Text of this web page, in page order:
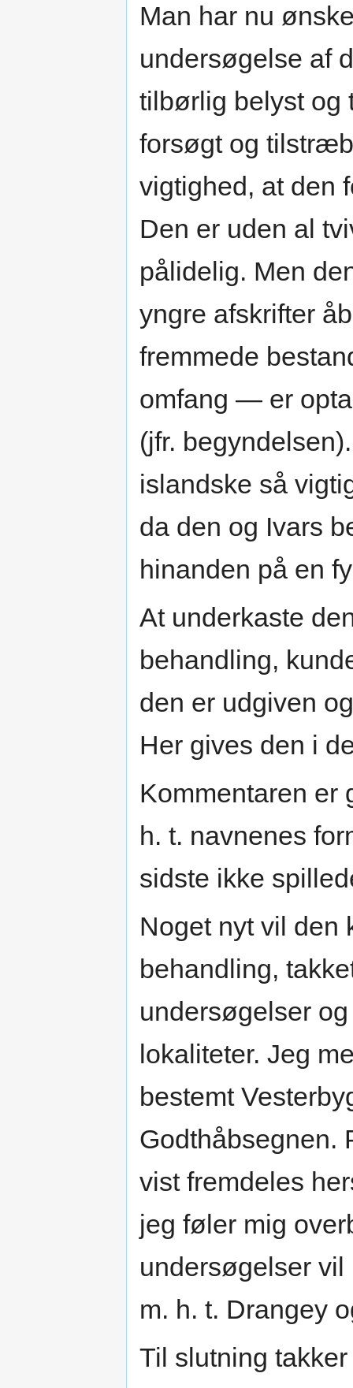
Man har nu
undersøgelse af
tilbørlig belyst og
forsøgt og
vigtighed, at den
Den er uden al
pålidelig. Men
yngre afskrifter
fremmede
omfang — er
(jfr.
islandske så
da den og Ivars
hinanden på en
At underkaste
behandling,
den er udgiven
Her gives den i
Kommentaren er
h. t. navnenes
sidste ikke
Noget nyt vil
behandling,
undersøgelser
lokaliteter. Jeg
bestemt
Godthåbsegnen.
vist fremdeles
jeg føler mig
undersøgelser
m. h. t. Drangey
Til slutning